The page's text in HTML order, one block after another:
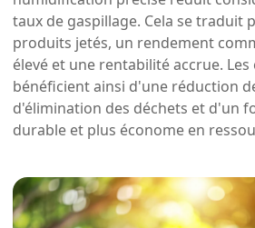
taux de gaspillage. Cela se traduit
produits jetés, un rendement
élevé et une rentabilité accrue.
bénéficient ainsi d'une réduction
d'élimination des déchets et d'un
durable et plus économe en